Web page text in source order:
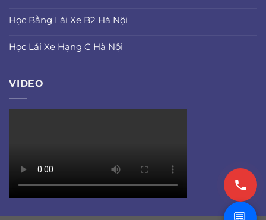
Học Bằng Lái Xe B2 Hà Nội
Học Lái Xe Hạng C Hà Nội
VIDEO